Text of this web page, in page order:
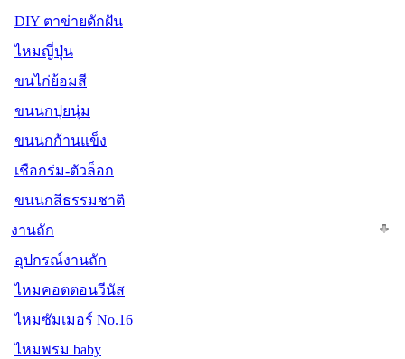
DIY ตาข่ายดักฝัน
ไหมญี่ปุ่น
ขนไก่ย้อมสี
ขนนกปุยนุ่ม
ขนนกก้านแข็ง
เชือกร่ม-ตัวล็อก
ขนนกสีธรรมชาติ
งานถัก
อุปกรณ์งานถัก
ไหมคอตตอนวีนัส
ไหมซัมเมอร์ No.16
ไหมพรม baby